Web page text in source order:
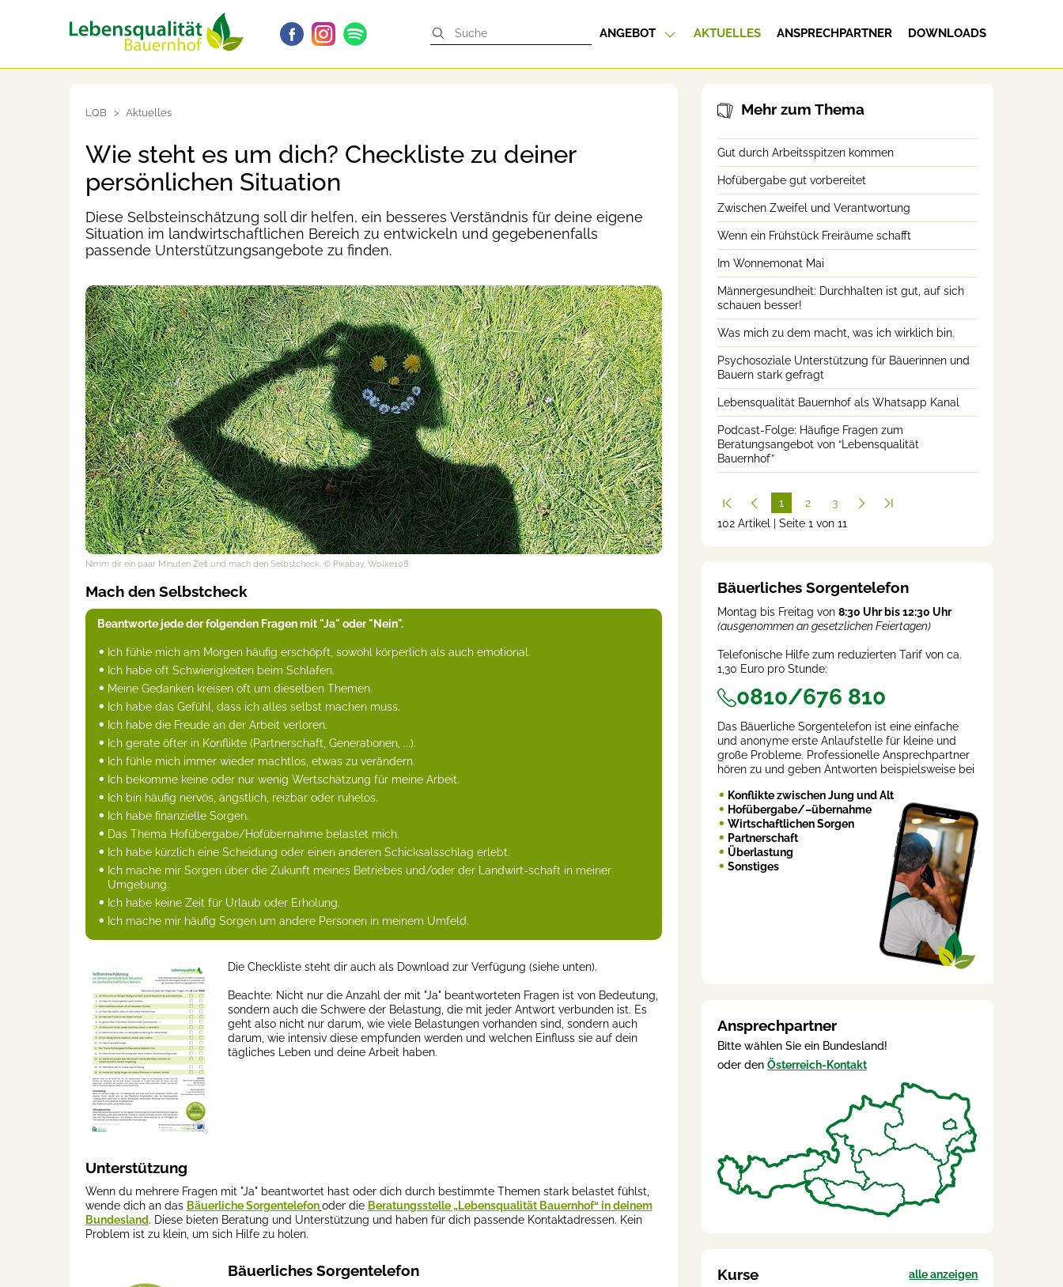
ANGEBOT AKTUELLES ANSPRECHPARTNER DOWNLOADS
LQB Aktuelles
Wie steht es um dich? Checkliste zu deiner
persönlichen Situation
Diese Selbsteinschätzung soll dir helfen, ein besseres Verständnis für deine eigene
Situation im landwirtschaftlichen Bereich zu entwickeln und gegebenenfalls
passende Unterstützungsangebote zu finden.
Nimm dir ein paar Minuten Zeit und mach den Selbstcheck. © Pixabay, Wolke108
Mach den Selbstcheck
Beantworte jede der folgenden Fragen mit "Ja" oder "Nein".
Ich fühle mich am Morgen häufig erschöpft, sowohl körperlich als auch emotional.
Ich habe oft Schwierigkeiten beim Schlafen.
Meine Gedanken kreisen oft um dieselben Themen.
Ich habe das Gefühl, dass ich alles selbst machen muss.
Ich habe die Freude an der Arbeit verloren.
Ich gerate öfter in Konflikte (Partnerschaft, Generationen, ...).
Ich fühle mich immer wieder machtlos, etwas zu verändern.
Ich bekomme keine oder nur wenig Wertschätzung für meine Arbeit.
Ich bin häufig nervös, ängstlich, reizbar oder ruhelos.
Ich habe finanzielle Sorgen.
Das Thema Hofübergabe/Hofübernahme belastet mich.
Ich habe kürzlich eine Scheidung oder einen anderen Schicksalsschlag erlebt.
Ich mache mir Sorgen über die Zukunft meines Betriebes und/oder der Landwirt-schaft in meiner
Umgebung.
Ich habe keine Zeit für Urlaub oder Erholung.
Ich mache mir häufig Sorgen um andere Personen in meinem Umfeld.
Die Checkliste steht dir auch als Download zur Verfügung (siehe unten).
Beachte: Nicht nur die Anzahl der mit "Ja" beantworteten Fragen ist von Bedeutung,
sondern auch die Schwere der Belastung, die mit jeder Antwort verbunden ist. Es
geht also nicht nur darum, wie viele Belastungen vorhanden sind, sondern auch
darum, wie intensiv diese empfunden werden und welchen Einfluss sie auf dein
tägliches Leben und deine Arbeit haben.
Unterstützung
Wenn du mehrere Fragen mit "Ja" beantwortet hast oder dich durch bestimmte Themen stark belastet fühlst,
wende dich an das Bäuerliche Sorgentelefon oder die Beratungsstelle „Lebensqualität Bauernhof“ in deinem
Bundesland. Diese bieten Beratung und Unterstützung und haben für dich passende Kontaktadressen. Kein
Problem ist zu klein, um sich Hilfe zu holen.
Bäuerliches Sorgentelefon
Mehr zum Thema
Gut durch Arbeitsspitzen kommen
Hofübergabe gut vorbereitet
Zwischen Zweifel und Verantwortung
Wenn ein Frühstück Freiräume schafft
Im Wonnemonat Mai
Männergesundheit: Durchhalten ist gut, auf sich
schauen besser!
Was mich zu dem macht, was ich wirklich bin.
Psychosoziale Unterstützung für Bäuerinnen und
Bauern stark gefragt
Lebensqualität Bauernhof als Whatsapp Kanal
Podcast-Folge: Häufige Fragen zum
Beratungsangebot von “Lebensqualität
Bauernhof”
1
(cur
2
3
102 Artikel | Seite 1 von 11
Bäuerliches Sorgentelefon
Montag bis Freitag von 8:30 Uhr bis 12:30 Uhr
(ausgenommen an gesetzlichen Feiertagen)
Telefonische Hilfe zum reduzierten Tarif von ca.
1,30 Euro pro Stunde:
0810/676 810
Das Bäuerliche Sorgentelefon ist eine einfache
und anonyme erste Anlaufstelle für kleine und
große Probleme. Professionelle Ansprechpartner
hören zu und geben Antworten beispielsweise bei
Konflikte zwischen Jung und Alt
Hofübergabe/–übernahme
Wirtschaftlichen Sorgen
Partnerschaft
Überlastung
Sonstiges
Ansprechpartner
Bitte wählen Sie ein Bundesland!
oder den Österreich-Kontakt
Kurse alle anzeigen